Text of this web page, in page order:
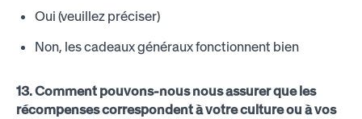
Oui (veuillez préciser)
Non, les cadeaux généraux fonctionnent bien
13. Comment pouvons-nous nous assurer que les
récompenses correspondent à votre culture ou à vos